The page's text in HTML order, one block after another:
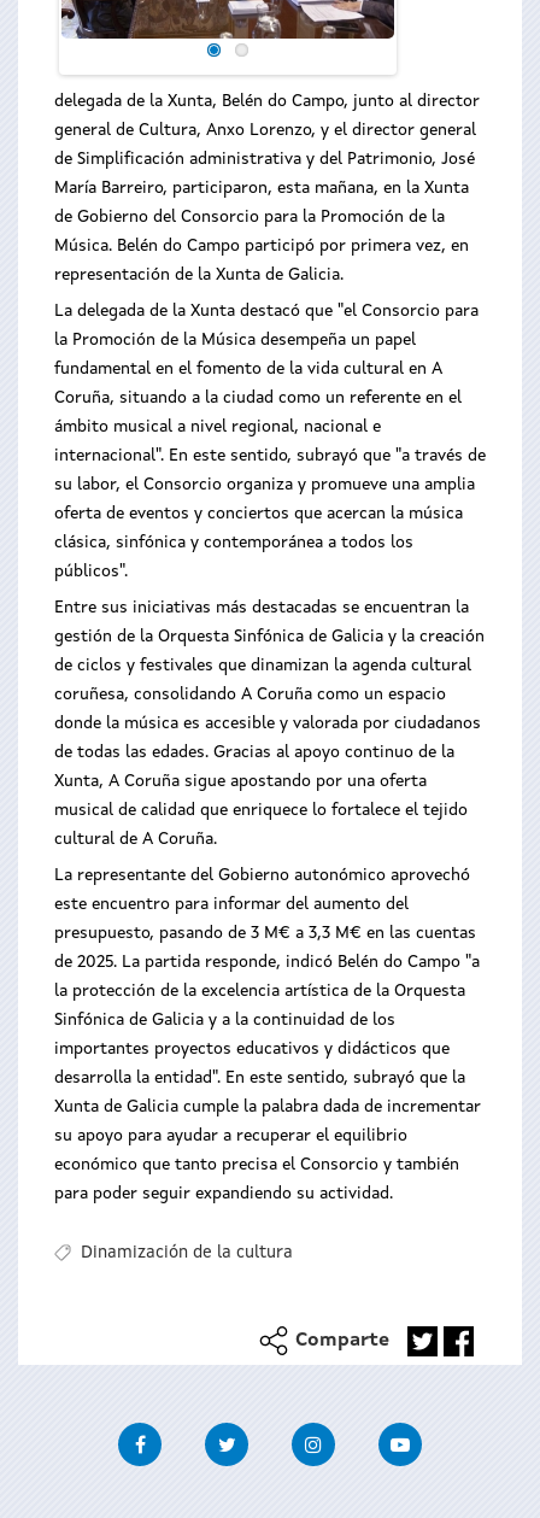
delegada de la Xunta, Belén do Campo, junto al director
general de Cultura, Anxo Lorenzo, y el director general
de Simplificación administrativa y del Patrimonio, José
María Barreiro, participaron, esta mañana, en la Xunta
de Gobierno del Consorcio para la Promoción de la
Música. Belén do Campo participó por primera vez, en
representación de la Xunta de Galicia.
La delegada de la Xunta destacó que "el Consorcio para
la Promoción de la Música desempeña un papel
fundamental en el fomento de la vida cultural en A
Coruña, situando a la ciudad como un referente en el
ámbito musical a nivel regional, nacional e
internacional". En este sentido, subrayó que "a través de
su labor, el Consorcio organiza y promueve una amplia
oferta de eventos y conciertos que acercan la música
clásica, sinfónica y contemporánea a todos los
públicos".
Entre sus iniciativas más destacadas se encuentran la
gestión de la Orquesta Sinfónica de Galicia y la creación
de ciclos y festivales que dinamizan la agenda cultural
coruñesa, consolidando A Coruña como un espacio
donde la música es accesible y valorada por ciudadanos
de todas las edades. Gracias al apoyo continuo de la
Xunta, A Coruña sigue apostando por una oferta
musical de calidad que enriquece lo fortalece el tejido
cultural de A Coruña.
La representante del Gobierno autonómico aprovechó
este encuentro para informar del aumento del
presupuesto, pasando de 3 M€ a 3,3 M€ en las cuentas
de 2025. La partida responde, indicó Belén do Campo "a
la protección de la excelencia artística de la Orquesta
Sinfónica de Galicia y a la continuidad de los
importantes proyectos educativos y didácticos que
desarrolla la entidad". En este sentido, subrayó que la
Xunta de Galicia cumple la palabra dada de incrementar
su apoyo para ayudar a recuperar el equilibrio
económico que tanto precisa el Consorcio y también
para poder seguir expandiendo su actividad.
Dinamización de la cultura
Comparte
FacebookTwitter InstagramYoutube